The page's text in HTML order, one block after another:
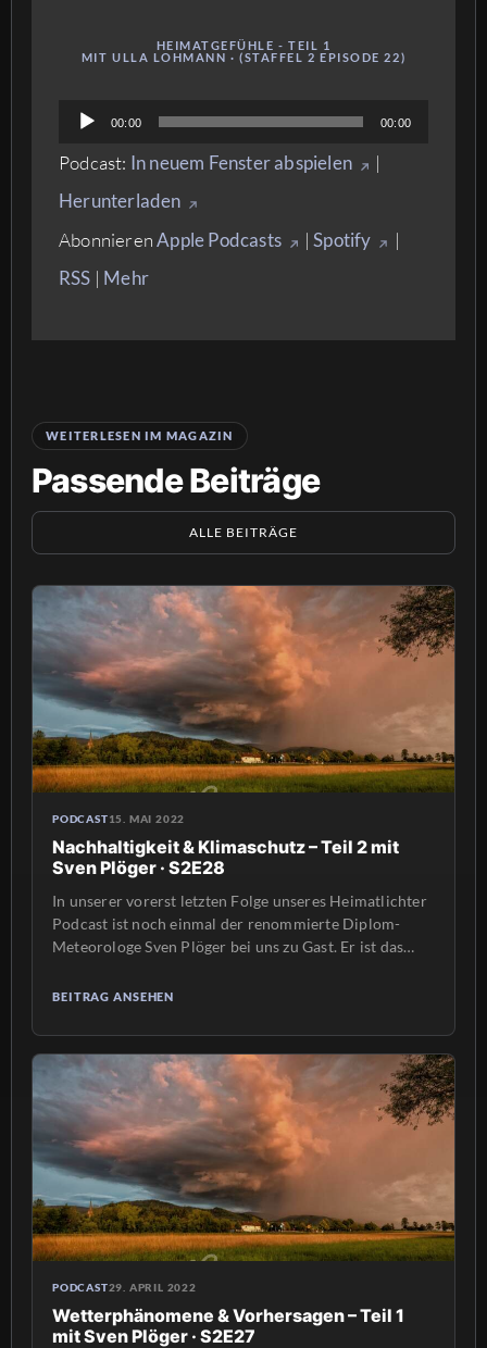
HEIMATGEFÜHLE - TEIL 1
MIT ULLA LOHMANN · (STAFFEL 2 EPISODE 22)
Audio-
Player
00:00 00:00
Podcast: In neuem Fenster abspielen
|
Herunterladen
AbonnierenApple Podcasts |Spotify
|
RSS | Mehr
WEITERLESEN IM MAGAZIN
Passende Beiträge
ALLE BEITRÄGE
PODCAST15. MAI 2022
Nachhaltigkeit & Klimaschutz – Teil 2 mit
Sven Plöger · S2E28
In unserer vorerst letzten Folge unseres Heimatlichter
Podcast ist noch einmal der renommierte Diplom-
Meteorologe Sven Plöger bei uns zu Gast. Er ist das
und auch bekannt aus vielen anderen Sendungen und
ging es unter anderem um Vorhersagen von
bestimmten […]
BEITRAG ANSEHEN
PODCAST29. APRIL 2022
Wetterphänomene & Vorhersagen – Teil 1
mit Sven Plöger · S2E27